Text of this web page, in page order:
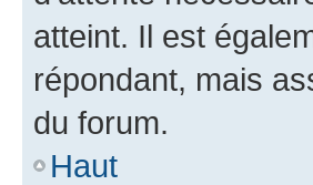
atteint. Il est
répondant, mais
du forum.
Haut